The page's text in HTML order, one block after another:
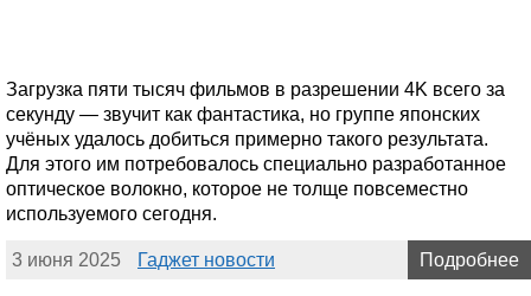
Загрузка пяти тысяч фильмов в разрешении 4K всего за
секунду — звучит как фантастика, но группе японских
учёных удалось добиться примерно такого результата.
Для этого им потребовалось специально разработанное
оптическое волокно, которое не толще повсеместно
используемого сегодня.
3 июня 2025 Гаджет новости Подробнее